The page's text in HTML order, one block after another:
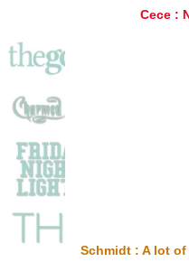
Cece :
Schmidt : A lot